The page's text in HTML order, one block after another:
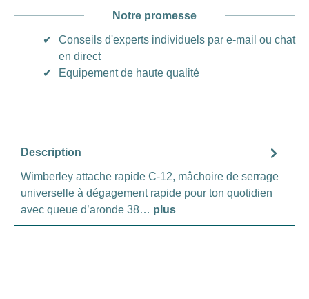
Notre promesse
✔
Conseils d'experts individuels par e-mail ou chat
en direct
✔
Equipement de haute qualité
Description
Wimberley attache rapide C-12, mâchoire de serrage
universelle à dégagement rapide pour ton quotidien
avec queue d’aronde 38… plus